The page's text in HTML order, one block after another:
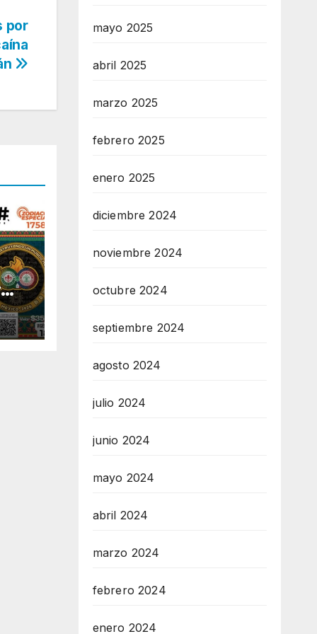
por
mayo 2025
abril 2025
marzo 2025
febrero 2025
enero 2025
diciembre 2024
noviembre 2024
octubre 2024
septiembre 2024
agosto 2024
julio 2024
junio 2024
mayo 2024
abril 2024
marzo 2024
febrero 2024
enero 2024